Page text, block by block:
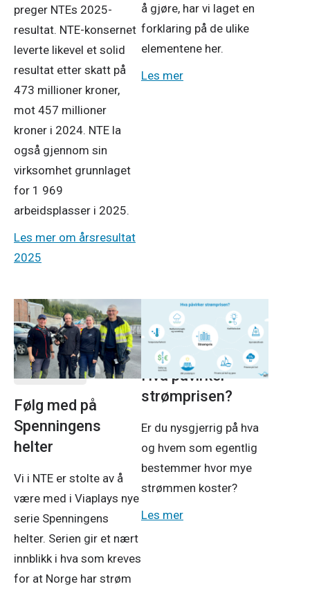
preger NTEs 2025-
resultat. NTE-konsernet
leverte likevel et solid
resultat etter skatt på
473 millioner kroner,
mot 457 millioner
kroner i 2024. NTE la
også gjennom sin
virksomhet grunnlaget
for 1 969
arbeidsplasser i 2025.
Les mer om årsresultat
2025
å gjøre, har vi laget en
forklaring på de ulike
elementene her.
Les mer
Om NTE
Prosjekter
2. feb. 2026
Følg med på
Spenningens
helter
Vi i NTE er stolte av å
være med i Viaplays nye
serie Spenningens
helter. Serien gir et nært
innblikk i hva som kreves
for at Norge har strøm
Strøm
14. jan. 2026
Hva påvirker
strømprisen?
Er du nysgjerrig på hva
og hvem som egentlig
bestemmer hvor mye
strømmen koster?
Les mer